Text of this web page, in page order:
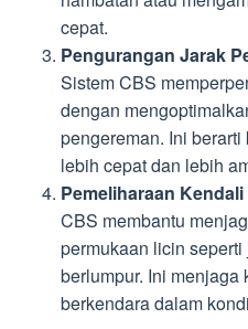
cepat.
Pengurangan Jarak
Sistem CBS
dengan
pengereman. Ini
lebih cepat dan lebih
Pemeliharaan
CBS membantu
permukaan licin
berlumpur. Ini menjaga
berkendara dalam